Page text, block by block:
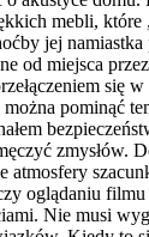
mebli, które
jej namiastka
od miejsca
się
pominąć
zmysłów.
atmosfery
oglądaniu
Nie musi